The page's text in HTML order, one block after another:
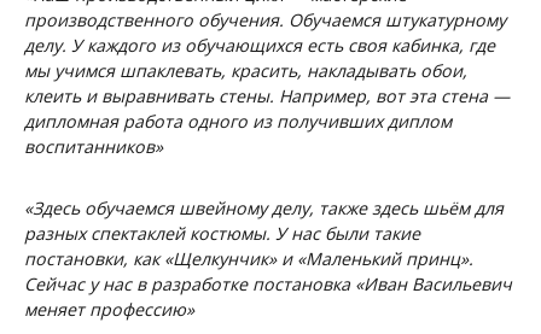
производственного обучения. Обучаемся штукатурному
делу. У каждого из обучающихся есть своя кабинка, где
мы учимся шпаклевать, красить, накладывать обои,
клеить и выравнивать стены. Например, вот эта стена —
дипломная работа одного из получивших диплом
воспитанников»
«Здесь обучаемся швейному делу, также здесь шьём для
разных спектаклей костюмы. У нас были такие
постановки, как «Щелкунчик» и «Маленький принц».
Сейчас у нас в разработке постановка «Иван Васильевич
меняет профессию»